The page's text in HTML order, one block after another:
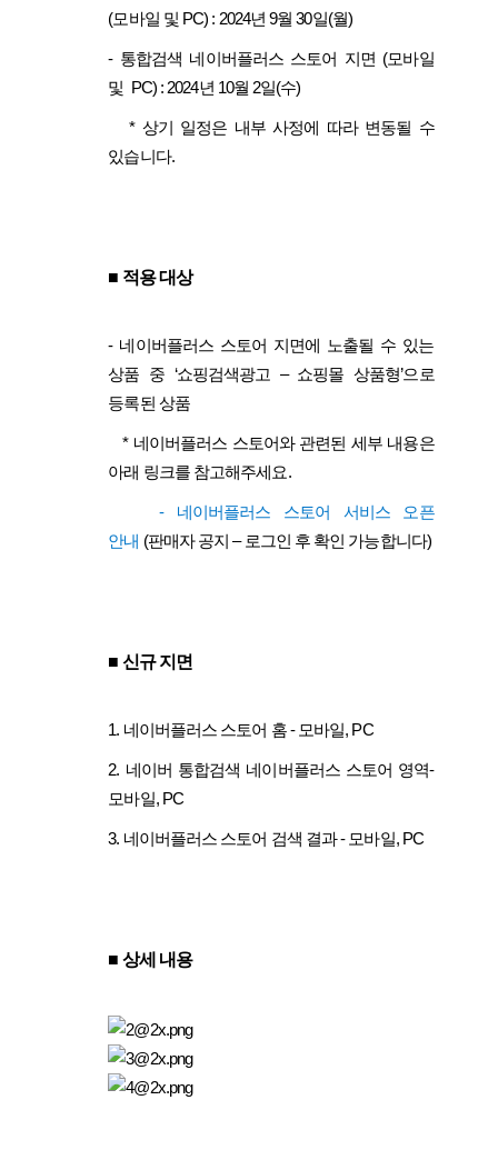
(모바일 및 PC) : 2024년 9월 30일(월)
- 통합검색 네이버플러스 스토어 지면 (모바일
및 PC) : 2024년 10월 2일(수)
* 상기 일정은 내부 사정에 따라 변동될 수
있습니다.
■ 적용 대상
- 네이버플러스 스토어 지면에 노출될 수 있는
상품 중 ‘쇼핑검색광고 – 쇼핑몰 상품형’으로
등록된 상품
* 네이버플러스 스토어와 관련된 세부 내용은
아래 링크를 참고해주세요.
- 네이버플러스 스토어 서비스 오픈
안내 (판매자 공지 – 로그인 후 확인 가능합니다)
■ 신규 지면
1. 네이버플러스 스토어 홈 - 모바일, PC
2. 네이버 통합검색 네이버플러스 스토어 영역-
모바일, PC
3. 네이버플러스 스토어 검색 결과 - 모바일, PC
■ 상세 내용